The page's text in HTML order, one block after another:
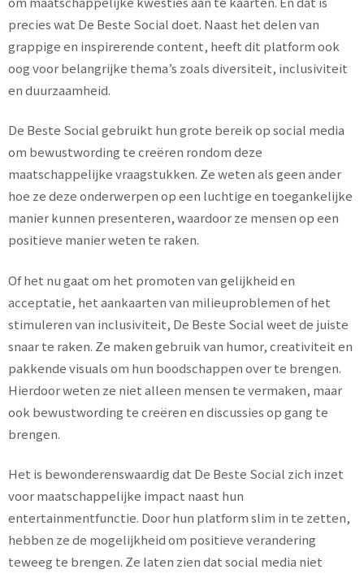
precies wat De Beste Social doet. Naast het delen van
grappige en inspirerende content, heeft dit platform ook
oog voor belangrijke thema’s zoals diversiteit, inclusiviteit
en duurzaamheid.
De Beste Social gebruikt hun grote bereik op social media
om bewustwording te creëren rondom deze
maatschappelijke vraagstukken. Ze weten als geen ander
hoe ze deze onderwerpen op een luchtige en toegankelijke
manier kunnen presenteren, waardoor ze mensen op een
positieve manier weten te raken.
Of het nu gaat om het promoten van gelijkheid en
acceptatie, het aankaarten van milieuproblemen of het
stimuleren van inclusiviteit, De Beste Social weet de juiste
snaar te raken. Ze maken gebruik van humor, creativiteit en
pakkende visuals om hun boodschappen over te brengen.
Hierdoor weten ze niet alleen mensen te vermaken, maar
ook bewustwording te creëren en discussies op gang te
brengen.
Het is bewonderenswaardig dat De Beste Social zich inzet
voor maatschappelijke impact naast hun
entertainmentfunctie. Door hun platform slim in te zetten,
hebben ze de mogelijkheid om positieve verandering
teweeg te brengen. Ze laten zien dat social media niet